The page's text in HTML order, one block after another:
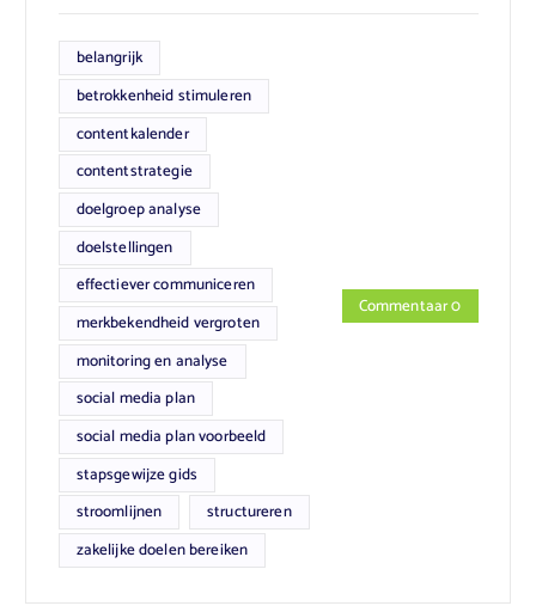
belangrijk
betrokkenheid stimuleren
contentkalender
contentstrategie
doelgroep analyse
doelstellingen
effectiever communiceren
merkbekendheid vergroten
monitoring en analyse
social media plan
social media plan voorbeeld
stapsgewijze gids
stroomlijnen
structureren
zakelijke doelen bereiken
Commentaar 0